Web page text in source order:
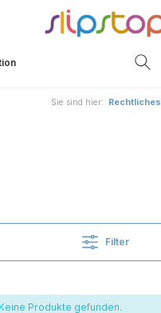
Sie sind hier: Rechtliches
Filter
Keine Produkte gefunden.